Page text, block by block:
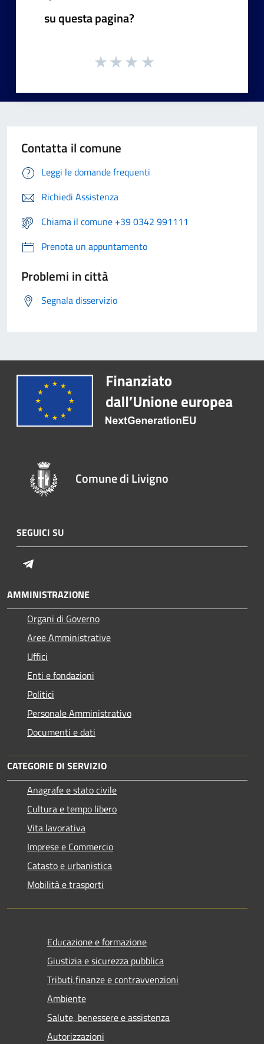
su questa pagina?
Contatta il comune
Leggi le domande frequenti
Richiedi Assistenza
Chiama il comune +39 0342 991111
Prenota un appuntamento
Problemi in città
Segnala disservizio
Comune di Livigno
SEGUICI SU
AMMINISTRAZIONE
Organi di Governo
Aree Amministrative
Uffici
Enti e fondazioni
Politici
Personale Amministrativo
Documenti e dati
CATEGORIE DI SERVIZIO
Anagrafe e stato civile
Cultura e tempo libero
Vita lavorativa
Imprese e Commercio
Catasto e urbanistica
Mobilità e trasporti
Educazione e formazione
Giustizia e sicurezza pubblica
Tributi,finanze e contravvenzioni
Ambiente
Salute, benessere e assistenza
Autorizzazioni